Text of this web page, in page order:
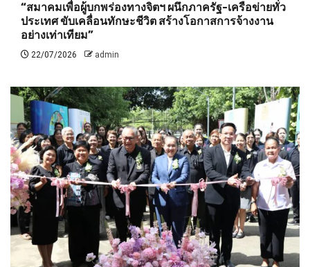
“สมาคมเพื่อผู้บกพร่องทางจิตฯ ผนึกภาครัฐ-เครือข่ายทั่ว
ประเทศ ขับเคลื่อนทักษะชีวิต สร้างโอกาสการจ้างงาน
อย่างเท่าเทียม”
22/07/2026 admin